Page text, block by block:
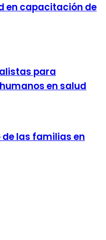
en capacitación de
para
en salud
las familias en